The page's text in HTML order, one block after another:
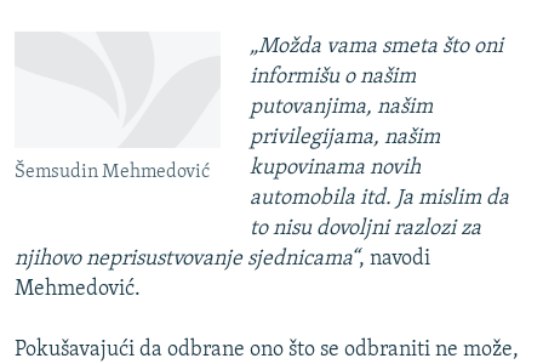
Šemsudin Mehmedović
„Možda vama smeta što oni
informišu o našim
putovanjima, našim
privilegijama, našim
kupovinama novih
automobila itd. Ja mislim da
to nisu dovoljni razlozi za
njihovo neprisustvovanje sjednicama“, navodi
Mehmedović.
Pokušavajući da odbrane ono što se odbraniti ne može,